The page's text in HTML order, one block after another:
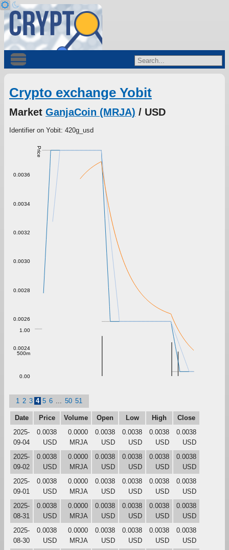
Crypto exchange Yobit
Market GanjaCoin (MRJA) / USD
Identifier on Yobit: 420g_usd
Price
0.0024
0.0026
0.0028
0.0030
0.0032
0.0034
0.0036
0.00
500m
1.00
1 2 3 4 5 6 50 51
Date Price Volume Open Low High
Close
2025-
09-04
0.0038
USD
0.0000
MRJA
0.0038
USD
0.0038
USD
0.0038
USD
0.0038
USD
2025-
09-02
0.0038
USD
0.0000
MRJA
0.0038
USD
0.0038
USD
0.0038
USD
0.0038
USD
2025-
09-01
0.0038
USD
0.0000
MRJA
0.0038
USD
0.0038
USD
0.0038
USD
0.0038
USD
2025-
08-31
0.0038
USD
0.0000
MRJA
0.0038
USD
0.0038
USD
0.0038
USD
0.0038
USD
2025-
08-30
0.0038
USD
0.0000
MRJA
0.0038
USD
0.0038
USD
0.0038
USD
0.0038
USD